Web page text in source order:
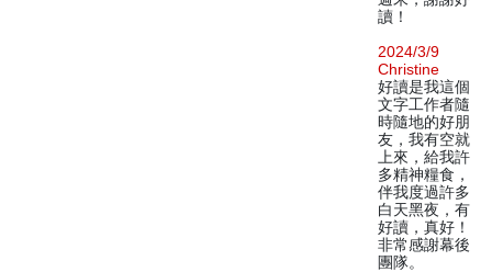
讀！
2024/3/9
Christine
好讀是我這個
文字工作者隨
時隨地的好朋
友，我有空就
上來，給我許
多精神糧食，
伴我度過許多
白天黑夜，有
好讀，真好！
非常感謝幕後
團隊。